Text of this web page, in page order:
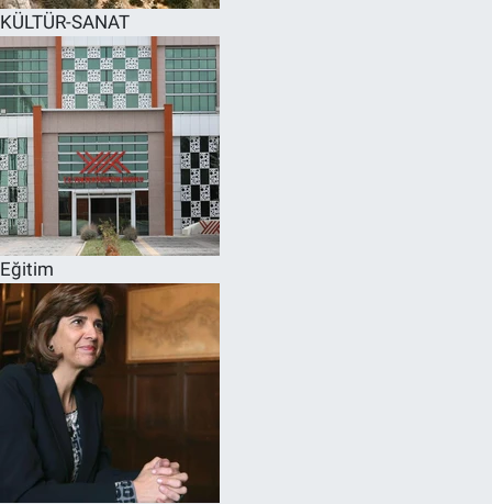
KÜLTÜR-SANAT
Eğitim